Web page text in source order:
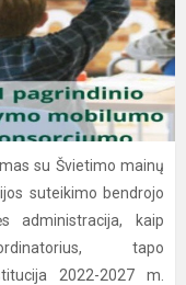
su Švietimo mainų
suteikimo bendrojo
administracija, kaip
tapo
2022-2027 m.